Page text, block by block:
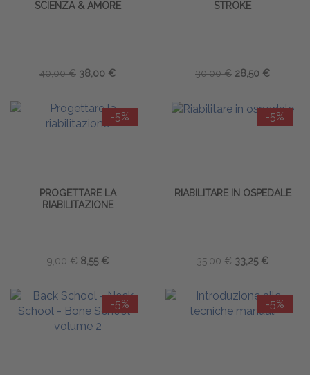
SCIENZA & AMORE
40,00 € 38,00 €
STROKE
30,00 € 28,50 €
-5%
PROGETTARE LA
RIABILITAZIONE
9,00 € 8,55 €
-5%
RIABILITARE IN OSPEDALE
35,00 € 33,25 €
-5% -5%